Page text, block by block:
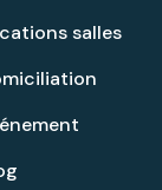
salles